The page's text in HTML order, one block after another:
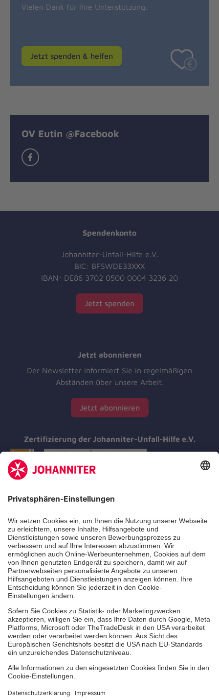
Vielen Dank für Ihre Unterstützung.
Jetzt spenden & helfen
OV Eutin @Facebook
Ortsverband
Spendenkonto
Johanniter-Unfall-Hilfe e.V.
BIC: BFSWDE33XXX
IBAN: DE86 3702 0500 0004 3236 20
Jetzt spenden
Jetzt abonnieren
Der Newsletter informiert Sie in regelmäßigen
Abständen über unsere Arbeit.
Jetzt abonnieren
Zertifizierung der Johanniter-Unfall-Hilfe e.V.
Aus- & Fortbildungen
Erste-Hilfe-Kurse
Jobs & Ehrenamt
Freiwilligendienst
Spendenprojekte
Johanniter-Jugend
Einrichtungen